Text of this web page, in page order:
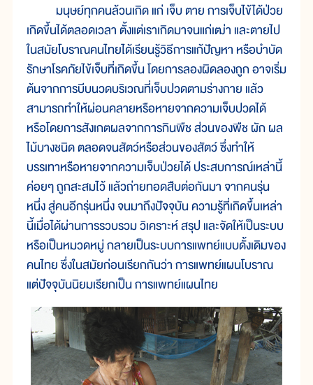
มนุษย์ทุกคนล้วนเกิด แก่ เจ็บ ตาย การเจ็บไข้ได้ป่วย
เกิดขึ้นได้ตลอดเวลา ตั้งแต่เราเกิดมาจนแก่เฒ่า และตายไป
ในสมัยโบราณคนไทยได้เรียนรู้วิธีการแก้ปัญหา หรือบำบัด
รักษาโรคภัยไข้เจ็บที่เกิดขึ้น โดยการลองผิดลองถูก อาจเริ่ม
ต้นจากการบีบนวดบริเวณที่เจ็บปวดตามร่างกาย แล้ว
สามารถทำให้ผ่อนคลายหรือหายจากความเจ็บปวดได้
หรือโดยการสังเกตผลจากการกินพืช ส่วนของพืช ผัก ผล
ไม้บางชนิด ตลอดจนสัตว์หรือส่วนของสัตว์ ซึ่งทำให้
บรรเทาหรือหายจากความเจ็บป่วยได้ ประสบการณ์เหล่านี้
ค่อยๆ ถูกสะสมไว้ แล้วถ่ายทอดสืบต่อกันมา จากคนรุ่น
หนึ่ง สู่คนอีกรุ่นหนึ่ง จนมาถึงปัจจุบัน ความรู้ที่เกิดขึ้นเหล่า
นี้เมื่อได้ผ่านการรวบรวม วิเคราะห์ สรุป และจัดให้เป็นระบบ
หรือเป็นหมวดหมู่ กลายเป็นระบบการแพทย์แบบดั้งเดิมของ
คนไทย ซึ่งในสมัยก่อนเรียกกันว่า การแพทย์แผนโบราณ
แต่ปัจจุบันนิยมเรียกเป็น การแพทย์แผนไทย